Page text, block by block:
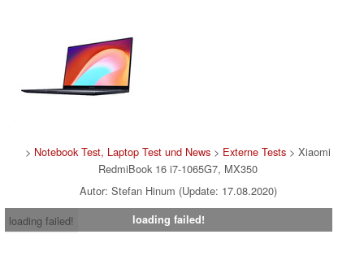
> Notebook Test, Laptop Test und News > Externe Tests > Xiaomi
RedmiBook 16 i7-1065G7, MX350
Autor: Stefan Hinum (Update: 17.08.2020)
loading failed!
loading failed!